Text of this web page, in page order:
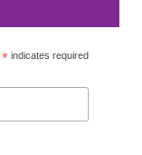
*indicates required